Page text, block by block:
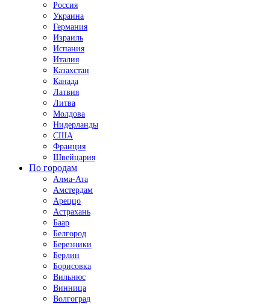
Россия
Украина
Германия
Израиль
Испания
Италия
Казахстан
Канада
Латвия
Литва
Молдова
Нидерланды
США
Франция
Швейцария
По городам
Алма-Ата
Амстердам
Ареццо
Астрахань
Баар
Белгород
Березники
Берлин
Борисовка
Вильнюс
Винница
Волгоград